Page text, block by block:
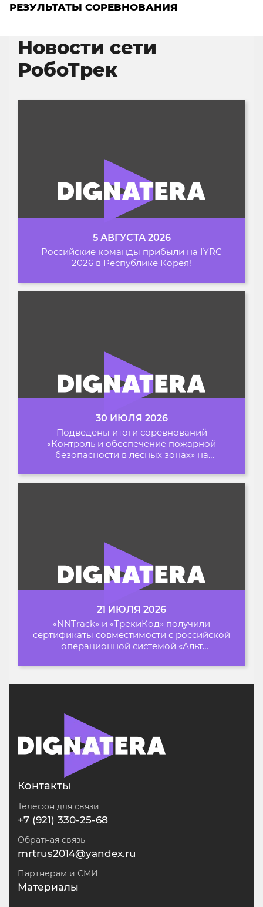
РЕЗУЛЬТАТЫ СОРЕВНОВАНИЯ
Новости сети
РобоТрек
5 АВГУСТА 2026
Российские команды прибыли на IYRC
2026 в Республике Корея!
30 ИЮЛЯ 2026
Подведены итоги соревнований
«Контроль и обеспечение пожарной
безопасности в лесных зонах» на
21 ИЮЛЯ 2026
«NNTrack» и «ТрекиКод» получили
сертификаты совместимости с российской
операционной системой «Альт
Контакты
Телефон для связи
+7 (921) 330-25-68
Обратная связь
mrtrus2014@yandex.ru
Партнерам и СМИ
Материалы